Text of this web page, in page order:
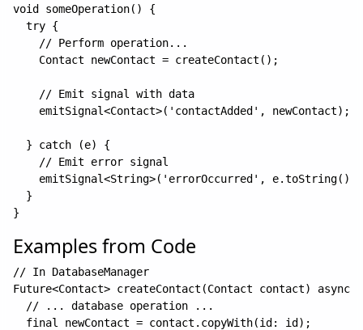
void someOperation() {
  try {
    // Perform operation...
    Contact newContact = createContact();
    // Emit signal with data
    emitSignal<Contact>('contactAdded', newContact);
  } catch (e) {
    // Emit error signal
    emitSignal<String>('errorOccurred', e.toString());
  }
Examples from Code
// In DatabaseManager
Future<Contact> createContact(Contact contact) async {
  // ... database operation ...
  final newContact = contact.copyWith(id: id);